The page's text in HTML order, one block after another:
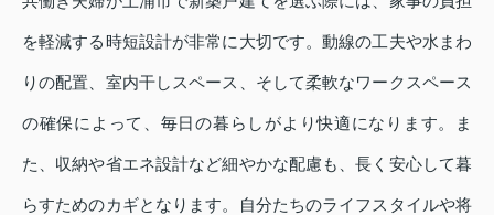
を軽減する時短設計が非常に大切です。動線の工夫や水まわ
りの配置、室内干しスペース、そして柔軟なワークスペース
の確保によって、毎日の暮らしがより快適になります。ま
た、収納や省エネ設計など細やかな配慮も、長く安心して暮
らすためのカギとなります。自分たちのライフスタイルや将